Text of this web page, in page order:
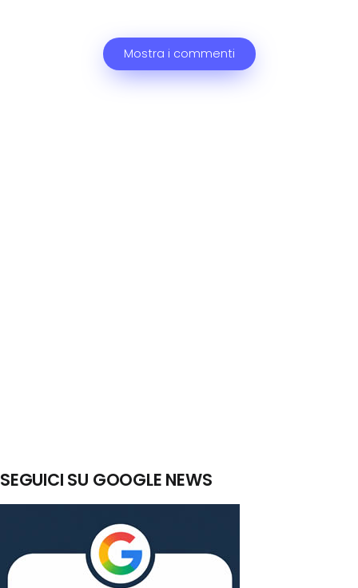
Mostra i commenti
SEGUICI SU GOOGLE NEWS